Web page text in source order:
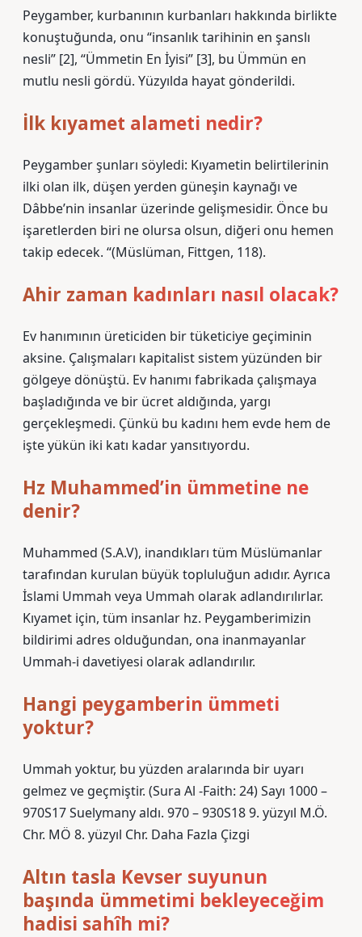
Peygamber, kurbanının kurbanları hakkında birlikte
konuştuğunda, onu “insanlık tarihinin en şanslı
nesli” [2], “Ümmetin En İyisi” [3], bu Ümmün en
mutlu nesli gördü. Yüzyılda hayat gönderildi.
İlk kıyamet alameti nedir?
Peygamber şunları söyledi: Kıyametin belirtilerinin
ilki olan ilk, düşen yerden güneşin kaynağı ve
Dâbbe’nin insanlar üzerinde gelişmesidir. Önce bu
işaretlerden biri ne olursa olsun, diğeri onu hemen
takip edecek. “(Müslüman, Fittgen, 118).
Ahir zaman kadınları nasıl olacak?
Ev hanımının üreticiden bir tüketiciye geçiminin
aksine. Çalışmaları kapitalist sistem yüzünden bir
gölgeye dönüştü. Ev hanımı fabrikada çalışmaya
başladığında ve bir ücret aldığında, yargı
gerçekleşmedi. Çünkü bu kadını hem evde hem de
işte yükün iki katı kadar yansıtıyordu.
Hz Muhammed’in ümmetine ne
denir?
Muhammed (S.A.V), inandıkları tüm Müslümanlar
tarafından kurulan büyük topluluğun adıdır. Ayrıca
İslami Ummah veya Ummah olarak adlandırılırlar.
Kıyamet için, tüm insanlar hz. Peygamberimizin
bildirimi adres olduğundan, ona inanmayanlar
Ummah-i davetiyesi olarak adlandırılır.
Hangi peygamberin ümmeti
yoktur?
Ummah yoktur, bu yüzden aralarında bir uyarı
gelmez ve geçmiştir. (Sura Al -Faith: 24) Sayı 1000 –
970S17 Suelymany aldı. 970 – 930S18 9. yüzyıl M.Ö.
Chr. MÖ 8. yüzyıl Chr. Daha Fazla Çizgi
Altın tasla Kevser suyunun
başında ümmetimi bekleyeceğim
hadisi sahîh mi?